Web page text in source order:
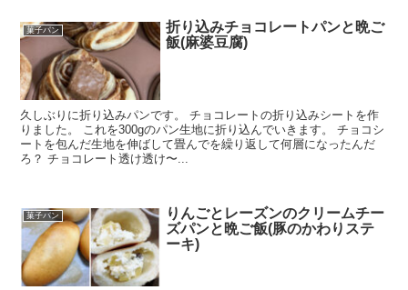
菓子パン
折り込みチョコレートパンと晩ご
飯(麻婆豆腐)
久しぶりに折り込みパンです。 チョコレートの折り込みシートを作
りました。 これを300gのパン生地に折り込んでいきます。 チョコシ
ートを包んだ生地を伸ばして畳んでを繰り返して何層になったんだ
ろ？ チョコレート透け透け〜...
菓子パン
りんごとレーズンのクリームチー
ズパンと晩ご飯(豚のかわりステ
ーキ)